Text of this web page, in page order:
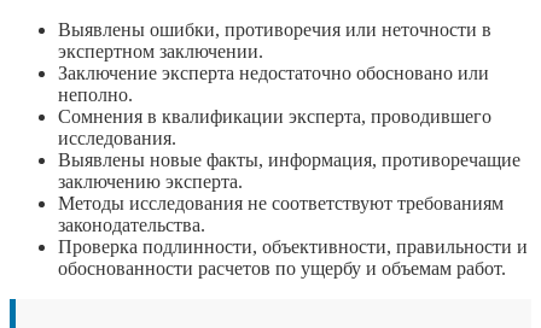
Выявлены ошибки, противоречия или неточности в
экспертном заключении.
Заключение эксперта недостаточно обосновано или
неполно.
Сомнения в квалификации эксперта, проводившего
исследования.
Выявлены новые факты, информация, противоречащие
заключению эксперта.
Методы исследования не соответствуют требованиям
законодательства.
Проверка подлинности, объективности, правильности и
обоснованности расчетов по ущербу и объемам работ.